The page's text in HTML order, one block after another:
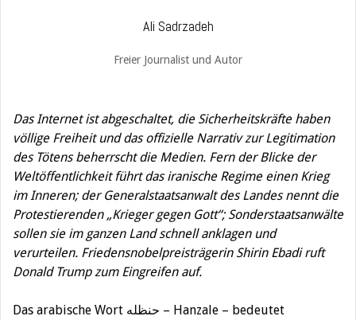
Ali Sadrzadeh
Freier Journalist und Autor
Das Internet ist abgeschaltet, die Sicherheitskräfte haben
völlige Freiheit und das offizielle Narrativ zur Legitimation
des Tötens beherrscht die Medien. Fern der Blicke der
Weltöffentlichkeit führt das iranische Regime einen Krieg
im Inneren; der Generalstaatsanwalt des Landes nennt die
Protestierenden „Krieger gegen Gott“; Sonderstaatsanwälte
sollen sie im ganzen Land schnell anklagen und
verurteilen. Friedensnobelpreisträgerin Shirin Ebadi ruft
Donald Trump zum Eingreifen auf.
Das arabische Wort حنظله – Hanzale – bedeutet